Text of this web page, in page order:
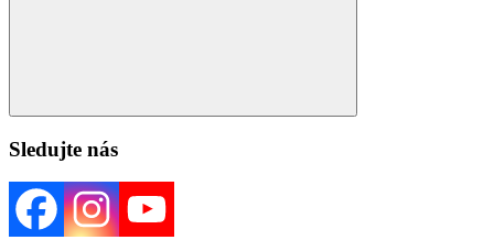
Search
Sledujte nás